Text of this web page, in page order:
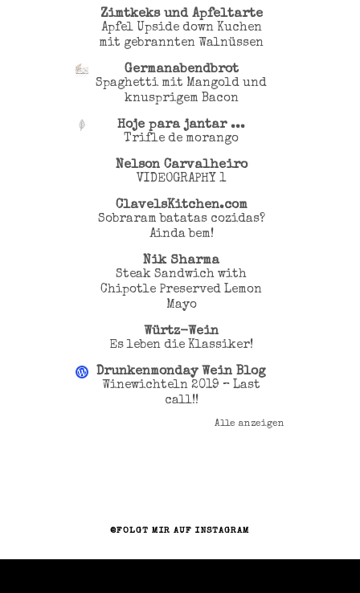
Zimtkeks und Apfeltarte
Apfel Upside down Kuchen
mit gebrannten Walnüssen
Germanabendbrot
Spaghetti mit Mangold und
knusprigem Bacon
Hoje para jantar ...
Trifle de morango
Nelson Carvalheiro
VIDEOGRAPHY 1
ClavelsKitchen.com
Sobraram batatas cozidas?
Ainda bem!
Nik Sharma
Steak Sandwich with
Chipotle Preserved Lemon
Mayo
Würtz-Wein
Es leben die Klassiker!
Drunkenmonday Wein Blog
Winewichteln 2019 – Last
call!!
Alle anzeigen
@FOLGT MIR AUF INSTAGRAM